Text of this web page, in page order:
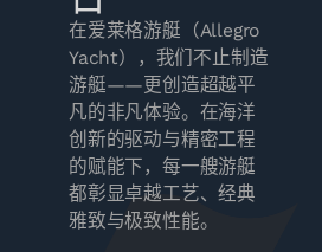
在爱莱格游艇（Allegro
Yacht），我们不止制造
游艇——更创造超越平
凡的非凡体验。在海洋
创新的驱动与精密工程
的赋能下，每一艘游艇
都彰显卓越工艺、经典
雅致与极致性能。